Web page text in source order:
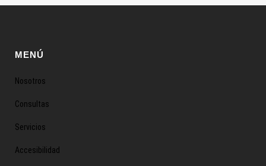
MENÚ
Nosotros
Consultas
Servicios
Accesibilidad